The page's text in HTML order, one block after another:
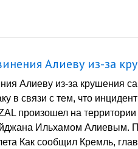
Алиеву из-за
Алиеву из-за крушения
в связи с тем, что
произошел на
Ильхамом Алиевым.
Как сообщил Кремль,